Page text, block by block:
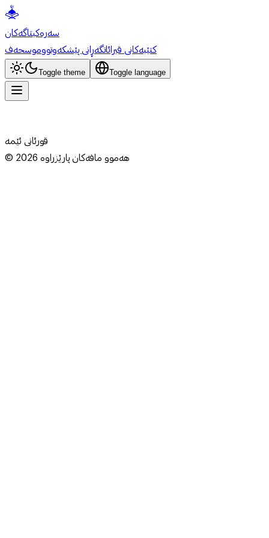
سەرەکیتاگەکان
کتێبەکانی قیرائاتگەڕانی پێشکەوتووموسحەف
Toggle theme Toggle language
قورئانی ئێمە
© 2026هەموو مافەکان پارێزراوە